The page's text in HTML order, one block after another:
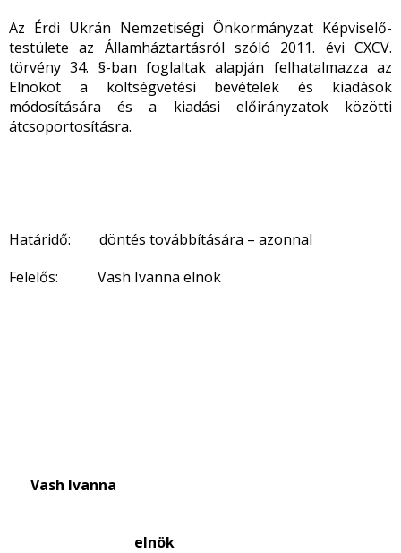
Az Érdi Ukrán Nemzetiségi Önkormányzat Képviselő-
testülete az Államháztartásról szóló 2011. évi CXCV.
törvény 34. §-ban foglaltak alapján felhatalmazza az
Elnököt a költségvetési bevételek és kiadások
módosítására és a kiadási előirányzatok közötti
átcsoportosításra.
Határidő: döntés továbbítására – azonnal
Felelős: Vash Ivanna elnök
Vash Ivanna
elnök